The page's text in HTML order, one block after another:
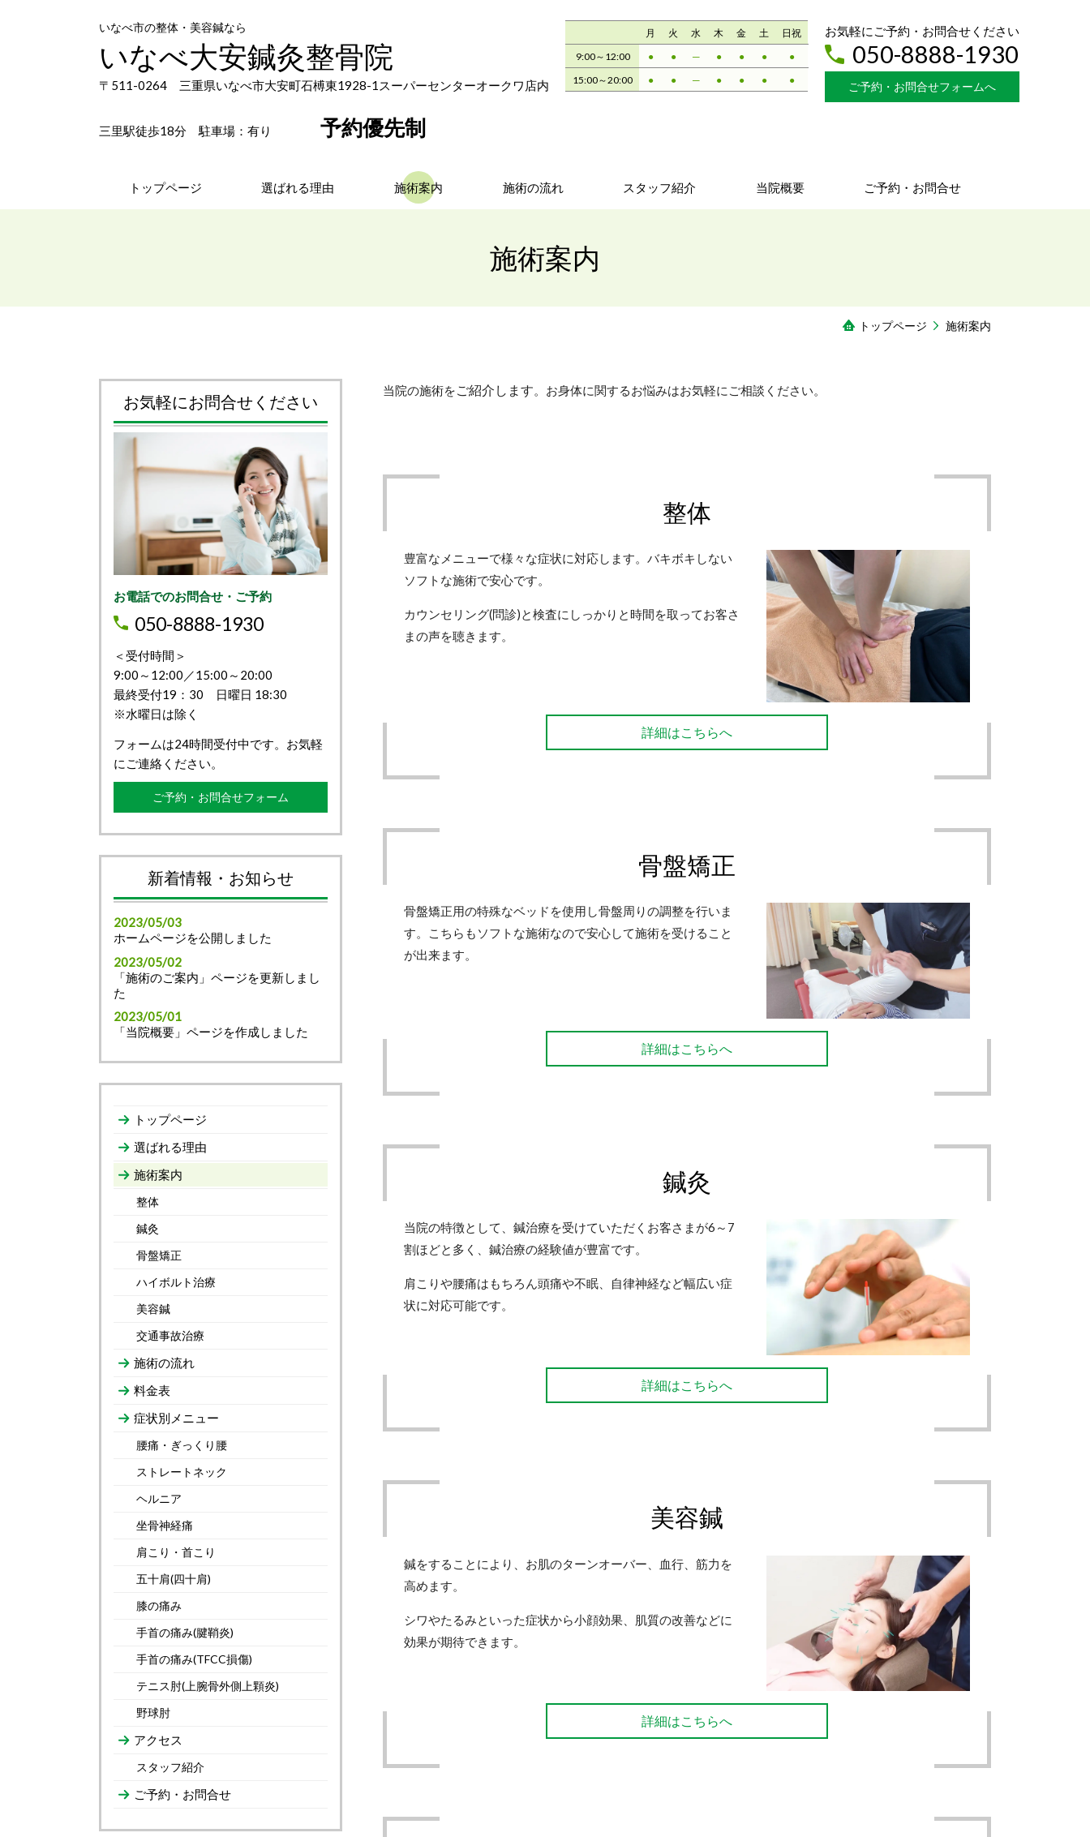
いなべ市の整体・美容鍼なら
いなべ大安鍼灸整骨院
〒511-0264 三重県いなべ市大安町石榑東1928-1 スーパーセンターオークワ店内
三里駅徒歩18分 駐車場：有り 予約優先制
月 火 水 木 金 土
日祝
9:00～12:00
● ● ─ ● ● ●
●
15:00～20:00
● ● ─ ● ● ● ●
お気軽にご予約・お問合せください
050-8888-1930
ご予約・お問合せフォームへ
トップページ 選ばれる理由 施術案内 施術の流れ スタッフ紹介 当院概要 ご予約・お問合せ
施術案内
トップページ 施術案内
当院の施術をご紹介 します。お身体に関するお悩みはお気軽にご相談ください。
整体
豊富なメニューで様々な症状に対応します。バキボキしない
ソフトな施術で安心です。
カウンセリング(問診)と検査にしっかりと時間を取ってお客さ
まの声を聴きます。
詳細はこちらへ
骨盤矯正
骨盤矯正用の特殊なベッドを使用し骨盤周りの調整を行いま
す。こちらもソフトな施術なので安心して施術を受けること
が出来ます。
詳細はこちらへ
鍼灸
当院の特徴として、鍼治療を受けていただくお客さまが6～7
割ほどと多く、鍼治療の経験値が豊富です。
肩こりや腰痛はもちろん頭痛や不眠、自律神経など幅広い症
状に対応可能です。
詳細はこちらへ
美容鍼
鍼をすることにより、お肌のターンオーバー、血行、筋力を
高めます。
シワやたるみといった症状から小顔効果、肌質の改善などに
効果が期待できます。
詳細はこちらへ
お気軽にお問合せください
お電話でのお問合せ・ご予約
050-8888-1930
＜受付時間＞
9:00～12:00／15:00～20:00
最終受付19：30 日曜日 18:30
※水曜日は除く
フォームは24時間受付中です。お気軽
にご連絡ください。
ご予約・お問合せフォーム
新着情報・お知らせ
2023/05/03
ホームページを公開しました
2023/05/02
「施術のご案内」ページを更新しまし
た
2023/05/01
「当院概要」ページを作成しました
トップページ
選ばれる理由
施術案内
整体
鍼灸
骨盤矯正
ハイボルト治療
美容鍼
交通事故治療
施術の流れ
料金表
症状別メニュー
腰痛・ぎっくり腰
ストレートネック
ヘルニア
坐骨神経痛
肩こり・首こり
五十肩(四十肩)
膝の痛み
手首の痛み(腱鞘炎)
手首の痛み(TFCC損傷)
テニス肘(上腕骨外側上顆炎)
野球肘
アクセス
スタッフ紹介
ご予約・お問合せ